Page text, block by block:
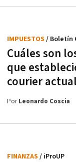
Cuáles son
que
courier
IMPUESTOS / Boletín
PorLeonardo Coscia
FINANZAS / iProUP